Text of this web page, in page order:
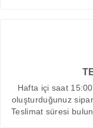
Hafta içi saat
oluşturduğunuz
Teslimat süresi